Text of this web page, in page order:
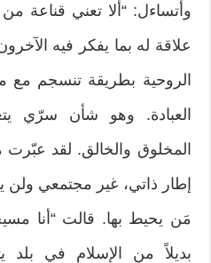
وأتساءل: “ألا تعني قناعة
علاقة له بما يفكر فيه
الروحية بطريقة تنسجم مع
العبادة. وهو شأن سرّي
المخلوق والخالق. لقد
إطار ذاتي، غير مجتمعي ولن
مَن يحيط بها. قالت “أنا
بديلاً من الإسلام في بلد